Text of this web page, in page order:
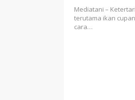
Mediatani –
terutama ikan
cara…